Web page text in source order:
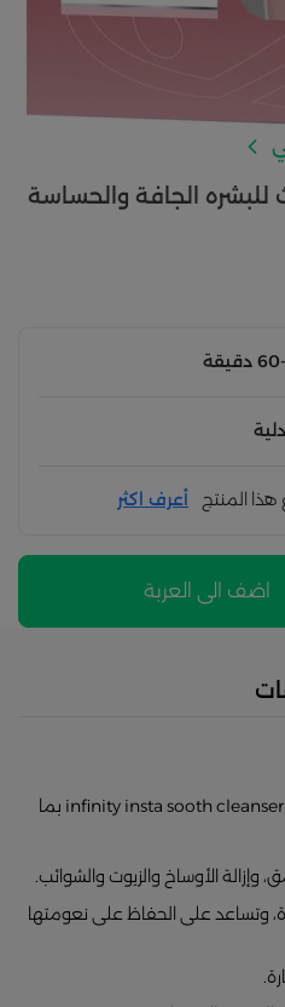
الجافة والحساسة
هذا المنتج أعرف اكثر
اضف الى العربة
يتميز غسول انفنتي للبشرة الجافة infinity insta sooth cleanser بما
الأوساخ والزيوت والشوائب.
وتساعد على الحفاظ على نعومتها